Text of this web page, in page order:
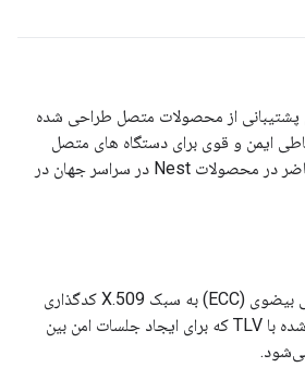
پشتیبانی از محصولات متصل طراحی شده
ایمن و قوی برای دستگاه های متصل
فراهم می کند و در حال حاضر در محصولات Nest در سراسر جهان در
یک گواهی رمزنگاری منحنی بیضوی (ECC) به سبک X.509 کدگذاری
شده با داده‌ها و رمزگذاری شده با TLV که برای ایجاد جلسات امن بین